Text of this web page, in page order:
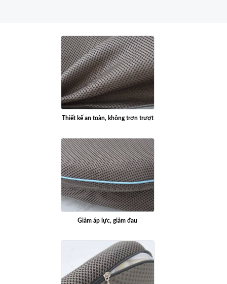
Thiết kế an toàn, không trơn trượt
Giảm áp lực, giảm đau